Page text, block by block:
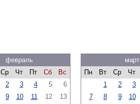
февраль
Ср Чт Пт Сб
Вс
2 3 4 5
6
9 10 11 12
13
март
Пн
Вт Ср Чт
1
2 3
7
8 9 10